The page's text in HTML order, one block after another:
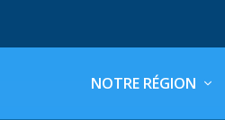
NOTRE RÉGION